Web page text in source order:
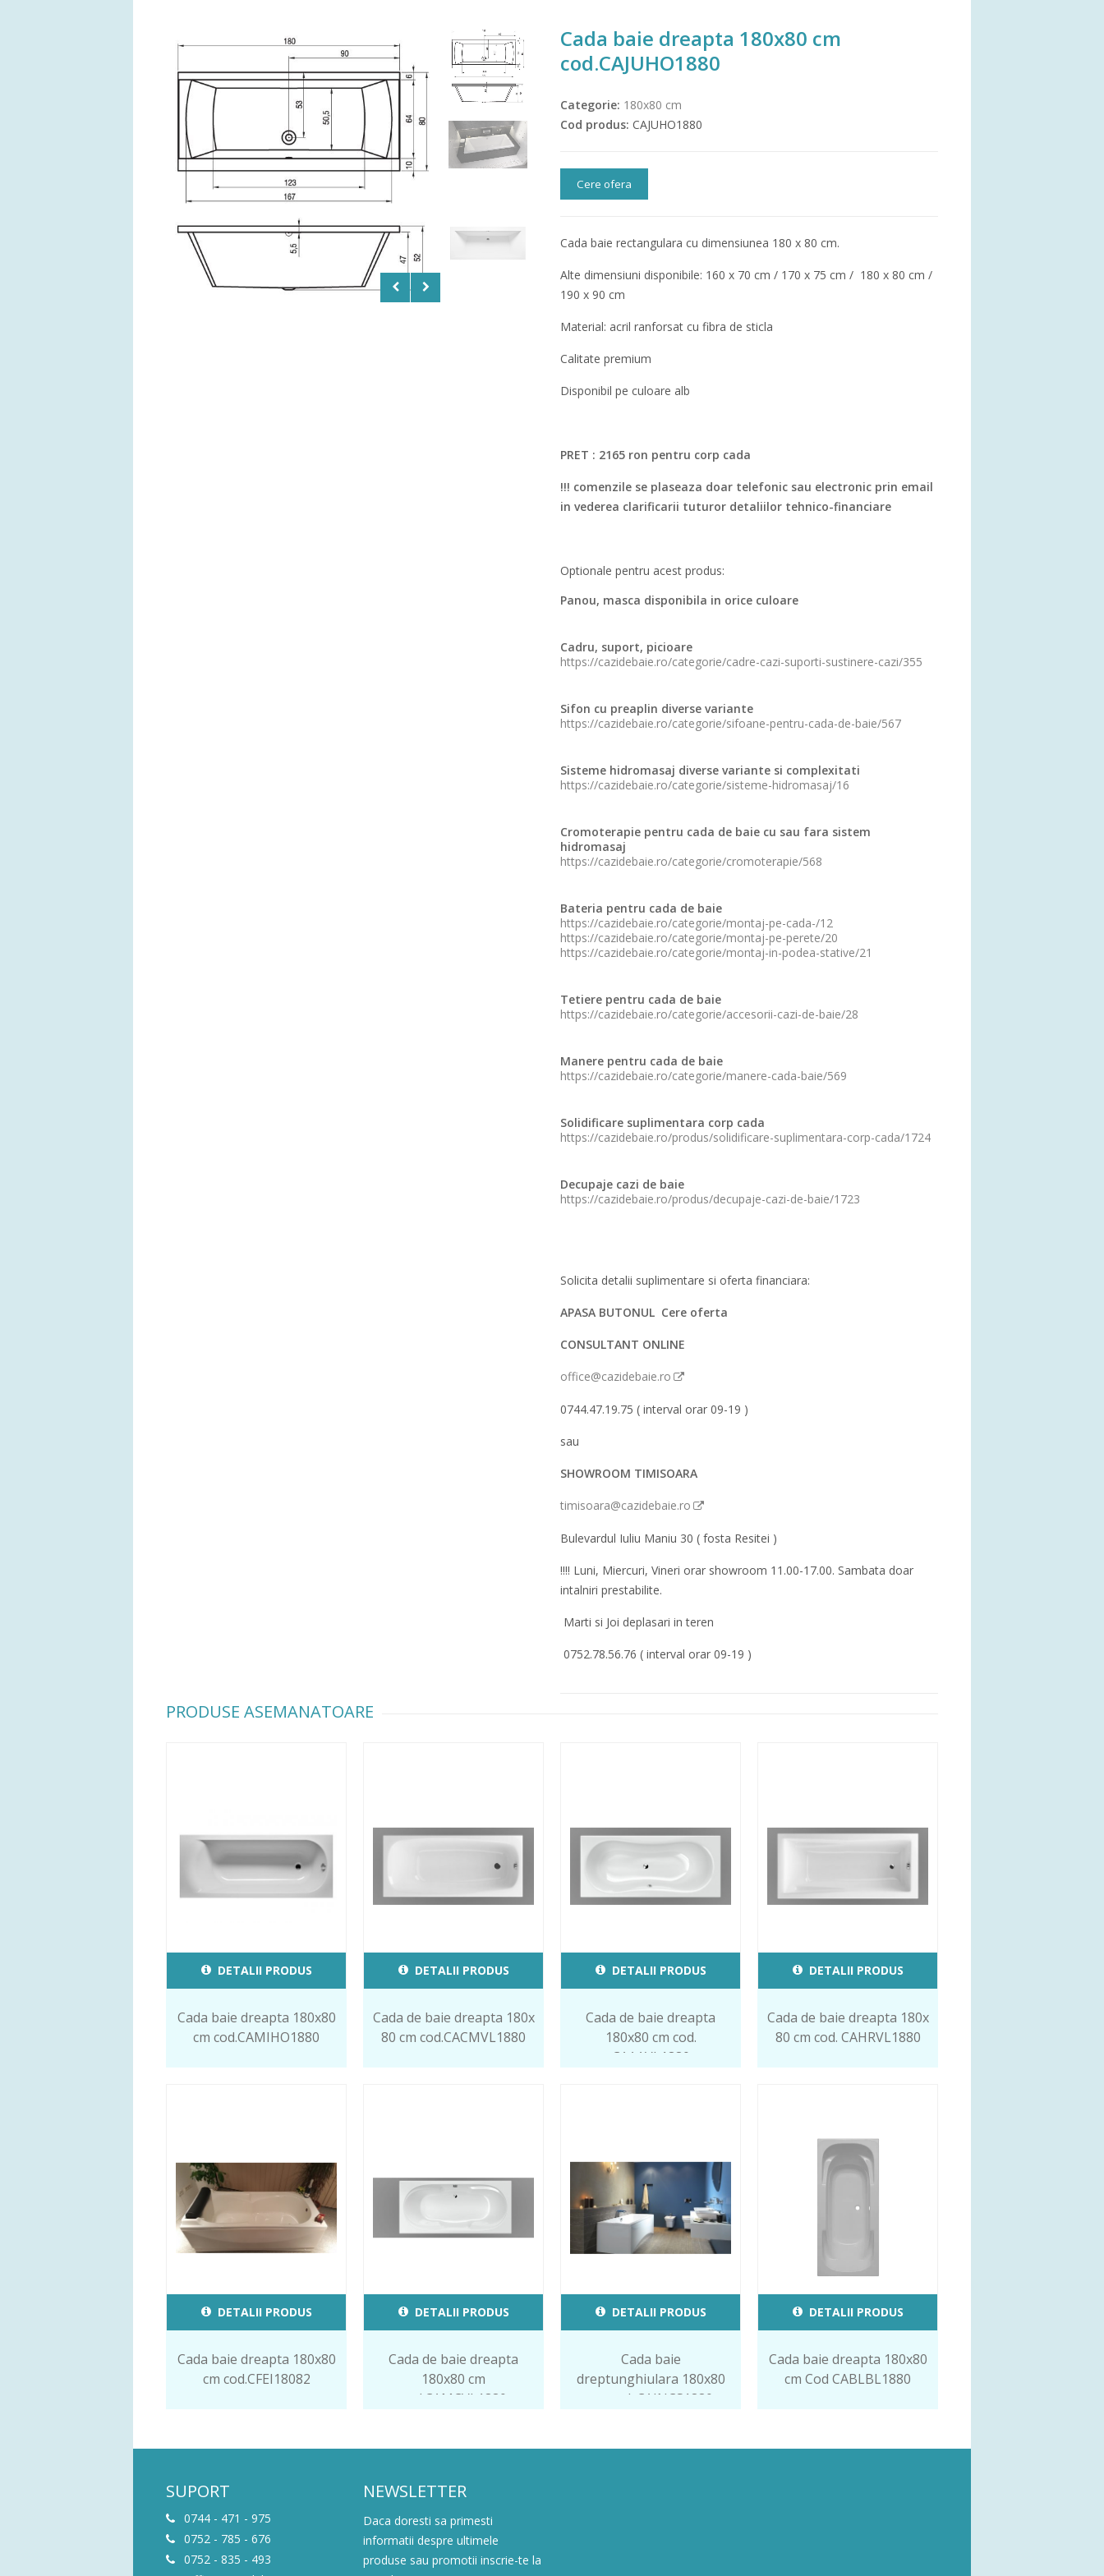
Cada baie dreapta 180x80 cm
cod.CAJUHO1880
Categorie: 180x80 cm
Cod produs: CAJUHO1880
Cere ofera
Cada baie rectangulara cu dimensiunea 180 x 80 cm.
Alte dimensiuni disponibile: 160 x 70 cm / 170 x 75 cm / 180 x 80 cm /
190 x 90 cm
Material: acril ranforsat cu fibra de sticla
Calitate premium
Disponibil pe culoare alb
PRET : 2165 ron pentru corp cada
!!! comenzile se plaseaza doar telefonic sau electronic prin email
in vederea clarificarii tuturor detaliilor tehnico-financiare
Optionale pentru acest produs:
Panou, masca disponibila in orice culoare
Cadru, suport, picioare
https://cazidebaie.ro/categorie/cadre-cazi-suporti-sustinere-cazi/355
Sifon cu preaplin diverse variante
https://cazidebaie.ro/categorie/sifoane-pentru-cada-de-baie/567
Sisteme hidromasaj diverse variante si complexitati
https://cazidebaie.ro/categorie/sisteme-hidromasaj/16
Cromoterapie pentru cada de baie cu sau fara sistem
hidromasaj
https://cazidebaie.ro/categorie/cromoterapie/568
Bateria pentru cada de baie
https://cazidebaie.ro/categorie/montaj-pe-cada-/12
https://cazidebaie.ro/categorie/montaj-pe-perete/20
https://cazidebaie.ro/categorie/montaj-in-podea-stative/21
Tetiere pentru cada de baie
https://cazidebaie.ro/categorie/accesorii-cazi-de-baie/28
Manere pentru cada de baie
https://cazidebaie.ro/categorie/manere-cada-baie/569
Solidificare suplimentara corp cada
https://cazidebaie.ro/produs/solidificare-suplimentara-corp-cada/1724
Decupaje cazi de baie
https://cazidebaie.ro/produs/decupaje-cazi-de-baie/1723
Solicita detalii suplimentare si oferta financiara:
APASA BUTONUL Cere oferta
CONSULTANT ONLINE
office@cazidebaie.ro
0744.47.19.75 ( interval orar 09-19 )
sau
SHOWROOM TIMISOARA
timisoara@cazidebaie.ro
Bulevardul Iuliu Maniu 30 ( fosta Resitei )
!!!! Luni, Miercuri, Vineri orar showroom 11.00-17.00. Sambata doar
intalniri prestabilite.
Marti si Joi deplasari in teren
0752.78.56.76 ( interval orar 09-19 )
PRODUSE ASEMANATOARE
DETALII PRODUS
Cada baie dreapta 180x80
cm cod.CAMIHO1880
DETALII PRODUS
Cada de baie dreapta 180x
80 cm cod.CACMVL1880
DETALII PRODUS
Cada de baie dreapta
180x80 cm cod.
CAAAVL1880
DETALII PRODUS
Cada de baie dreapta 180x
80 cm cod. CAHRVL1880
DETALII PRODUS
Cada baie dreapta 180x80
cm cod.CFEI18082
DETALII PRODUS
Cada de baie dreapta
180x80 cm
cod.CAMCVL1880
DETALII PRODUS
Cada baie
dreptunghiulara 180x80
cm cod. CAINCS1880
DETALII PRODUS
Cada baie dreapta 180x80
cm Cod CABLBL1880
SUPORT
0744 - 471 - 975
0752 - 785 - 676
0752 - 835 - 493
NEWSLETTER
Daca doresti sa primesti
informatii despre ultimele
produse sau promotii inscrie-te la